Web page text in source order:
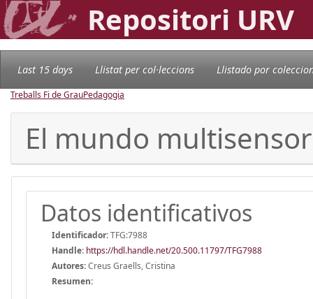
Repositori URV
Last 15 days Llistat per col·leccions Llistado por
Treballs Fi de GrauPedagogia
El mundo
Datos identificativos
Identificador:TFG:7988
Handle: https://hdl.handle.net/20.500.11797/TFG7988
Autores:Creus Graells, Cristina
Resumen: